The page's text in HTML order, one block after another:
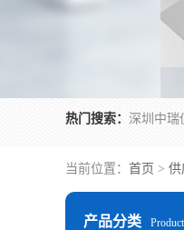
热门搜索：
当前位置： 首页 > 供
产品分类 Product